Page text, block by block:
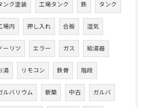
ンク塗装 工場タンク 鉄 タンク
場内 押し入れ 合板 湿気
ーリツ エラー ガス 給湯器
湯 リモコン 鉄骨 階段
ルバリウム 新築 中古 ガルバ